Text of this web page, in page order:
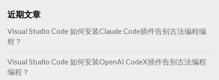
近期文章
Visual Studio Code 如何安装Claude Code插件告别古法编程编
程？
Visual Studio Code 如何安装OpenAI CodeX插件告别古法编程
编程？